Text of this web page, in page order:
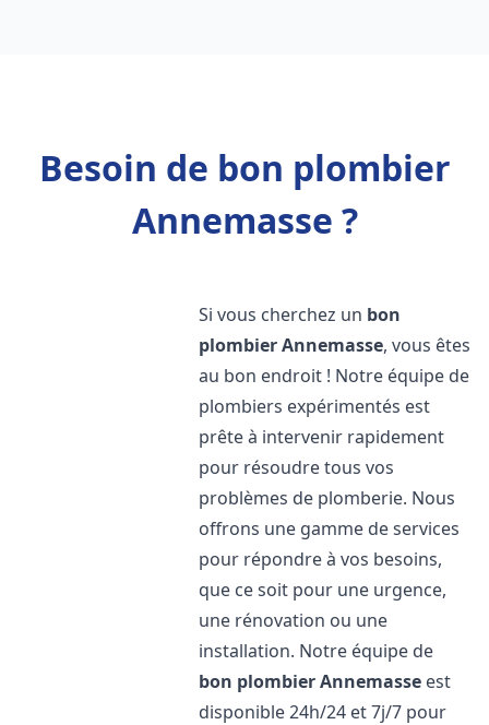
Besoin de bon plombier
Annemasse ?
Si vous cherchez un bon
plombierAnnemasse, vous êtes
au bon endroit ! Notre équipe de
plombiers expérimentés est
prête à intervenir rapidement
pour résoudre tous vos
problèmes de plomberie. Nous
offrons une gamme de services
pour répondre à vos besoins,
que ce soit pour une urgence,
une rénovation ou une
installation. Notre équipe de
bon plombierAnnemasse est
disponible 24h/24 et 7j/7 pour